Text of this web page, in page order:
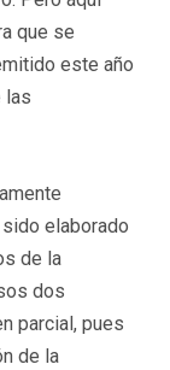
que se
este año
las
elaborado
de la
dos
parcial, pues
de la